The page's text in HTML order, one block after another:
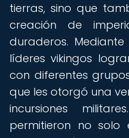
tierras, sino que
creación de
duraderos.
líderes vikingos
con diferentes
que les otorgó una
incursiones
permitieron no solo